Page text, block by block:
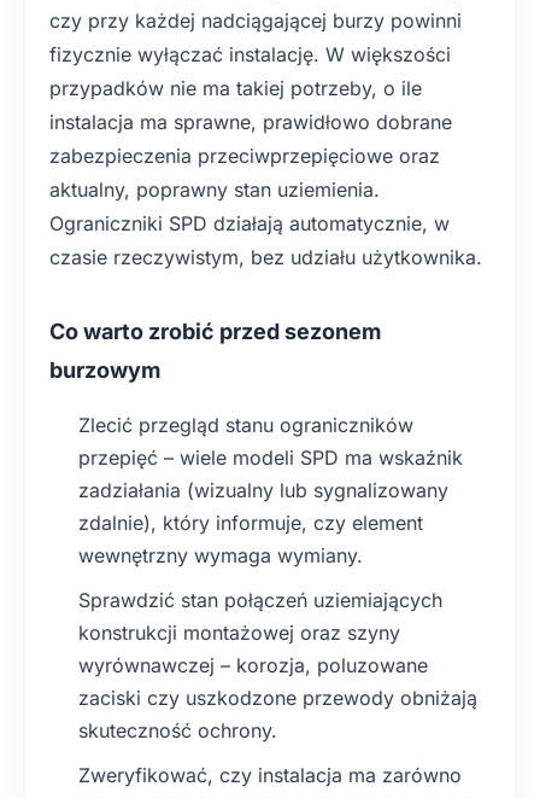
czy przy każdej nadciągającej burzy powinni
fizycznie wyłączać instalację. W większości
przypadków nie ma takiej potrzeby, o ile
instalacja ma sprawne, prawidłowo dobrane
zabezpieczenia przeciwprzepięciowe oraz
aktualny, poprawny stan uziemienia.
Ograniczniki SPD działają automatycznie, w
czasie rzeczywistym, bez udziału użytkownika.
Co warto zrobić przed sezonem
burzowym
Zlecić przegląd stanu ograniczników
przepięć – wiele modeli SPD ma wskaźnik
zadziałania (wizualny lub sygnalizowany
zdalnie), który informuje, czy element
wewnętrzny wymaga wymiany.
Sprawdzić stan połączeń uziemiających
konstrukcji montażowej oraz szyny
wyrównawczej – korozja, poluzowane
zaciski czy uszkodzone przewody obniżają
skuteczność ochrony.
Zweryfikować, czy instalacja ma zarówno